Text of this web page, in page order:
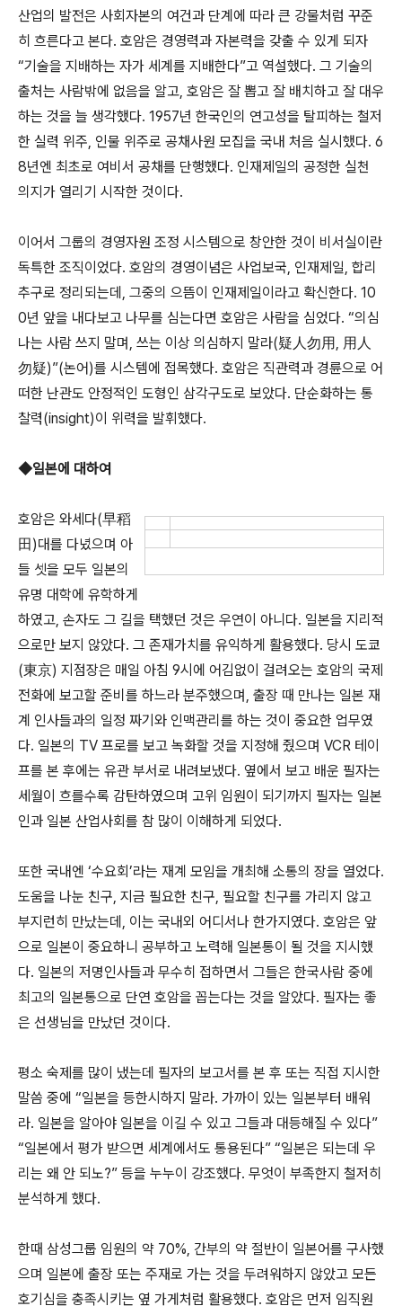
산업의 발전은 사회자본의 여건과 단계에 따라 큰 강물처럼 꾸준
히 흐른다고 본다. 호암은 경영력과 자본력을 갖출 수 있게 되자
“기술을 지배하는 자가 세계를 지배한다”고 역설했다. 그 기술의
출처는 사람밖에 없음을 알고, 호암은 잘 뽑고 잘 배치하고 잘 대우
하는 것을 늘 생각했다. 1957년 한국인의 연고성을 탈피하는 철저
한 실력 위주, 인물 위주로 공채사원 모집을 국내 처음 실시했다. 6
8년엔 최초로 여비서 공채를 단행했다. 인재제일의 공정한 실천
의지가 열리기 시작한 것이다.
이어서 그룹의 경영자원 조정 시스템으로 창안한 것이 비서실이란
독특한 조직이었다. 호암의 경영이념은 사업보국, 인재제일, 합리
추구로 정리되는데, 그중의 으뜸이 인재제일이라고 확신한다. 10
0년 앞을 내다보고 나무를 심는다면 호암은 사람을 심었다. “의심
나는 사람 쓰지 말며, 쓰는 이상 의심하지 말라(疑人勿用, 用人
勿疑)”(논어)를 시스템에 접목했다. 호암은 직관력과 경륜으로 어
떠한 난관도 안정적인 도형인 삼각구도로 보았다. 단순화하는 통
찰력(insight)이 위력을 발휘했다.
◆일본에 대하여
호암은 와세다(早稻
田)대를 다녔으며 아
들 셋을 모두 일본의
유명 대학에 유학하게
하였고, 손자도 그 길을 택했던 것은 우연이 아니다. 일본을 지리적
으로만 보지 않았다. 그 존재가치를 유익하게 활용했다. 당시 도쿄
(東京) 지점장은 매일 아침 9시에 어김없이 걸려오는 호암의 국제
전화에 보고할 준비를 하느라 분주했으며, 출장 때 만나는 일본 재
계 인사들과의 일정 짜기와 인맥관리를 하는 것이 중요한 업무였
다. 일본의 TV 프로를 보고 녹화할 것을 지정해 줬으며 VCR 테이
프를 본 후에는 유관 부서로 내려보냈다. 옆에서 보고 배운 필자는
세월이 흐를수록 감탄하였으며 고위 임원이 되기까지 필자는 일본
인과 일본 산업사회를 참 많이 이해하게 되었다.
또한 국내엔 ‘수요회’라는 재계 모임을 개최해 소통의 장을 열었다.
도움을 나눈 친구, 지금 필요한 친구, 필요할 친구를 가리지 않고
부지런히 만났는데, 이는 국내외 어디서나 한가지였다. 호암은 앞
으로 일본이 중요하니 공부하고 노력해 일본통이 될 것을 지시했
다. 일본의 저명인사들과 무수히 접하면서 그들은 한국사람 중에
최고의 일본통으로 단연 호암을 꼽는다는 것을 알았다. 필자는 좋
은 선생님을 만났던 것이다.
평소 숙제를 많이 냈는데 필자의 보고서를 본 후 또는 직접 지시한
말씀 중에 “일본을 등한시하지 말라. 가까이 있는 일본부터 배워
라. 일본을 알아야 일본을 이길 수 있고 그들과 대등해질 수 있다”
“일본에서 평가 받으면 세계에서도 통용된다” “일본은 되는데 우
리는 왜 안 되노?” 등을 누누이 강조했다. 무엇이 부족한지 철저히
분석하게 했다.
한때 삼성그룹 임원의 약 70%, 간부의 약 절반이 일본어를 구사했
으며 일본에 출장 또는 주재로 가는 것을 두려워하지 않았고 모든
호기심을 충족시키는 옆 가게처럼 활용했다. 호암은 먼저 임직원